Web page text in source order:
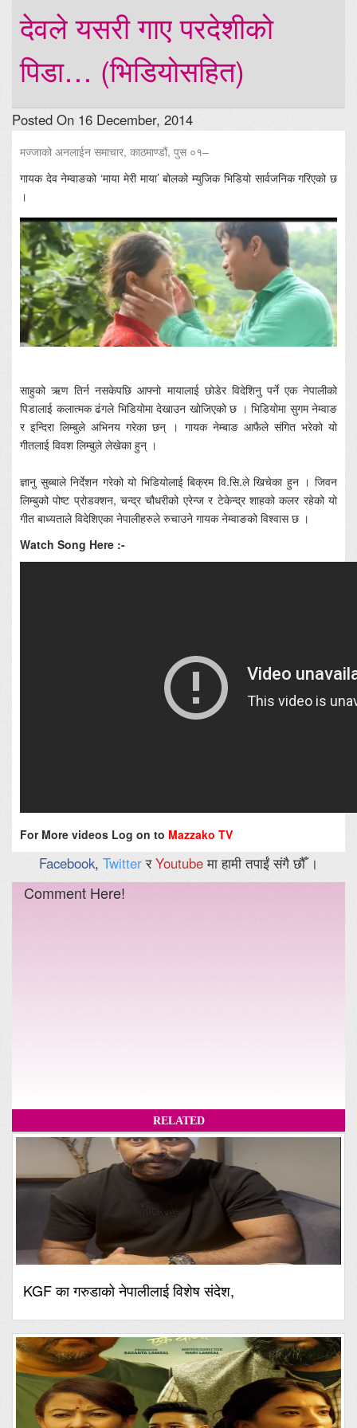
देवले यसरी गाए परदेशीको
पिडा… (भिडियोसहित)
Posted On 16 December, 2014
मज्जाको अनलाईन समाचार, काठमाण्डौं, पुस ०१–
गायक देव नेम्वाङको ‘माया मेरी माया’ बोलको म्युजिक भिडियो सार्वजनिक गरिएको छ
।
साहुको ऋण तिर्न नसकेपछि आफ्नो मायालाई छोडेर विदेशिनु पर्ने एक नेपालीको
पिडालाई कलात्मक ढंगले भिडियोमा देखाउन खोजिएको छ । भिडियोमा सुगम नेम्वाङ
र इन्दिरा लिम्बुले अभिनय गरेका छन् । गायक नेम्बाङ आफैले संगित भरेको यो
गीतलाई विवश लिम्बुले लेखेका हुन् ।
ज्ञानु सुब्बाले निर्देशन गरेको यो भिडियोलाई बिक्रम वि.सि.ले खिचेका हुन । जिवन
लिम्बुको पोष्ट प्रोडक्शन, चन्द्र चौधरीको एरेन्ज र टेकेन्द्र शाहको कलर रहेको यो
गीत बाध्यताले विदेशिएका नेपालीहरुले रुचाउने गायक नेम्वाङको विश्वास छ ।
Watch Song Here :-
For More videos Log on to Mazzako TV
Facebook, TwitterरYoutubeमा हामी तपाईं संगै छौँ ।
Comment Here!
RELATED
KGF का गरुडाको नेपालीलाई विशेष संदेश,